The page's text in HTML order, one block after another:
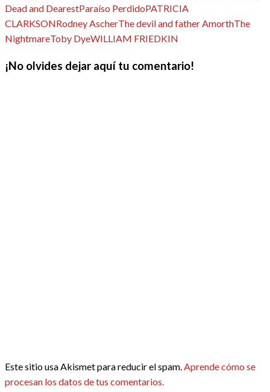
Dead and DearestParaíso PerdidoPATRICIA
CLARKSONRodney AscherThe devil and father AmorthThe
NightmareToby DyeWILLIAM FRIEDKIN
¡No olvides dejar aquí tu comentario!
Este sitio usa Akismet para reducir el spam. Aprende cómo se
procesan los datos de tus comentarios.